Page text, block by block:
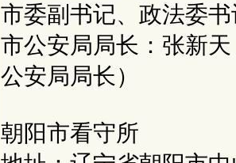
市委副书记、政法委
市公安局局长：张新
公安局局长）
朝阳市看守所